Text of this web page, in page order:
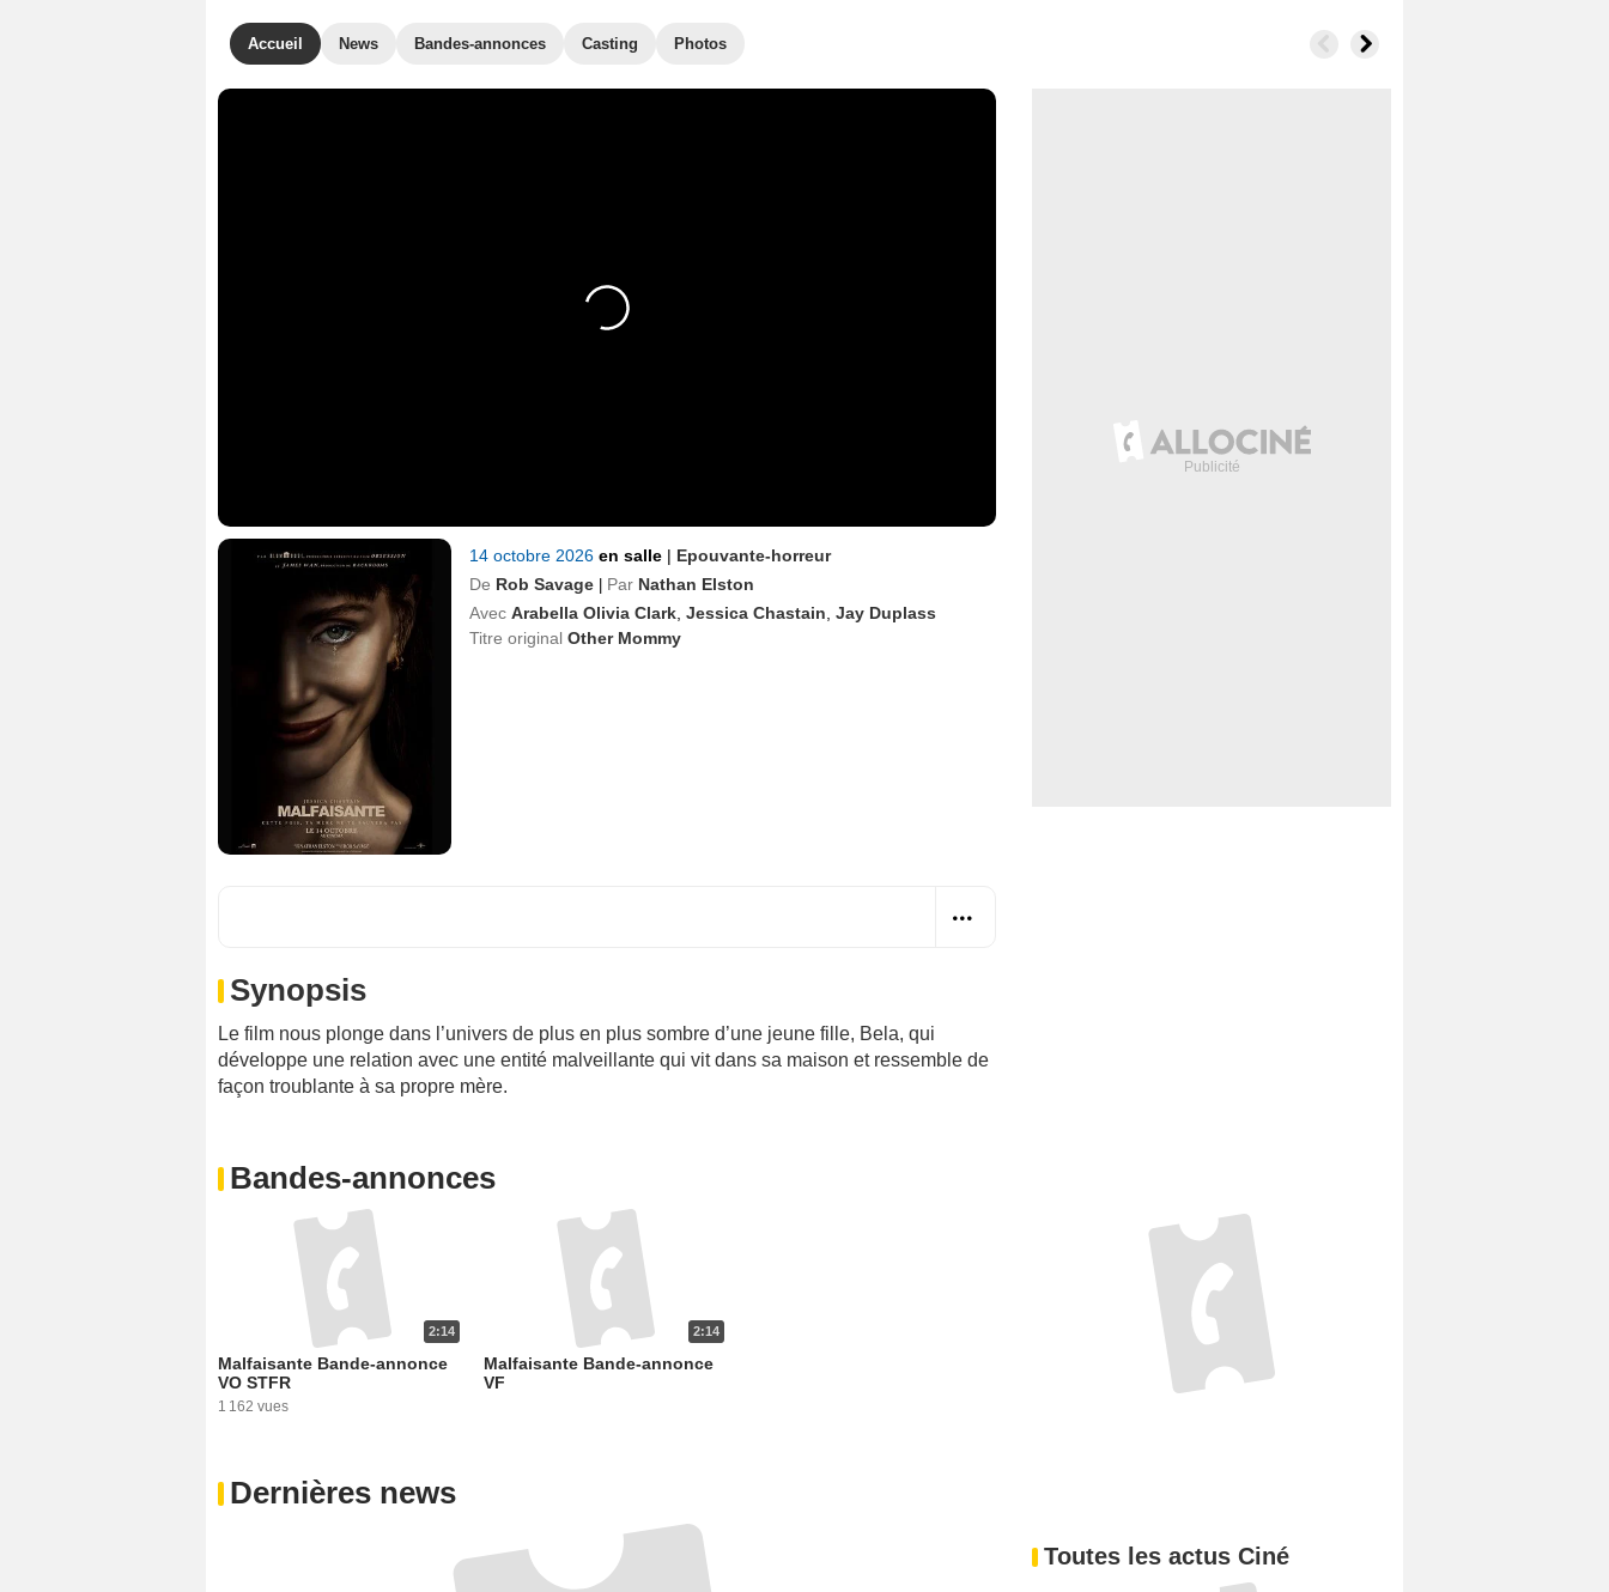
Accueil News Bandes-annonces Casting Photos
14 octobre 2026 en salle | Epouvante-horreur
De Rob Savage | Par Nathan Elston
Avec Arabella Olivia Clark Jessica Chastain Jay Duplass
Titre original Other Mommy
Synopsis
Le film nous plonge dans l’univers de plus en plus sombre d’une jeune fille, Bela, qui
développe une relation avec une entité malveillante qui vit dans sa maison et ressemble de
façon troublante à sa propre mère.
Bandes-annonces
2:14
Malfaisante Bande-annonce
VO STFR
1 162 vues
2:14
Malfaisante Bande-annonce
VF
Dernières news
Toutes les actus Ciné